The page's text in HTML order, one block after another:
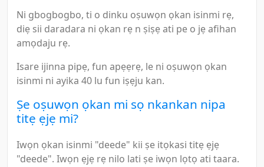
Ni gbogbogbo, ti o dinku oṣuwọn ọkan isinmi rẹ,
diẹ sii daradara ni ọkan rẹ n ṣiṣẹ ati pe o jẹ afihan
amọdaju rẹ.
Isare ijinna pipẹ, fun apẹẹrẹ, le ni oṣuwọn ọkan
isinmi ni ayika 40 lu fun iṣẹju kan.
Ṣe oṣuwọn ọkan mi sọ nkankan nipa
titẹ ẹjẹ mi?
Iwọn ọkan isinmi "deede" kii ṣe itọkasi titẹ ẹjẹ
"deede". Iwọn ẹjẹ rẹ nilo lati ṣe iwọn lọtọ ati taara.